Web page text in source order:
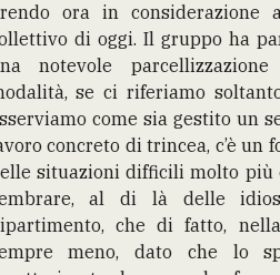
ora in considerazione
di oggi. Il gruppo ha
notevole
se ci riferiamo
come sia gestito un
concreto di trincea, c’è un
situazioni difficili molto più
al di là delle
che di fatto,
meno, dato che lo